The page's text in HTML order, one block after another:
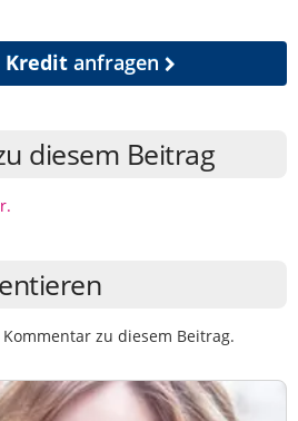
Kreditanfragen
diesem Beitrag
zu diesem Beitrag.